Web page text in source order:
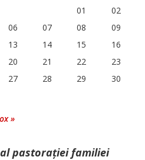
01
02
06 07 08
09
13 14 15
16
20 21 22
23
27 28 29
30
»
pastorației familiei